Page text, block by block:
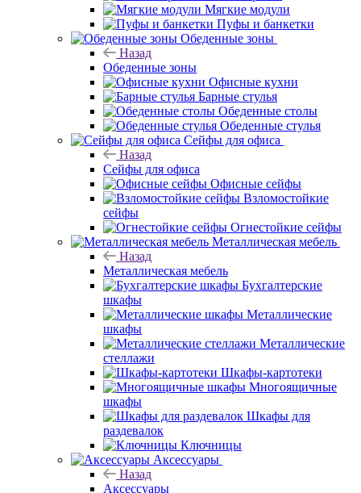
Мягкие модули
Пуфы и банкетки
Обеденные зоны
Назад
Обеденные зоны
Офисные кухни
Барные стулья
Обеденные столы
Обеденные стулья
Сейфы для офиса
Назад
Сейфы для офиса
Офисные сейфы
Взломостойкие
сейфы
Огнестойкие сейфы
Металлическая мебель
Назад
Металлическая мебель
Бухгалтерские
шкафы
Металлические
шкафы
Металлические
стеллажи
Шкафы-картотеки
Многоящичные
шкафы
Шкафы для
раздевалок
Ключницы
Аксессуары
Назад
Аксессуары